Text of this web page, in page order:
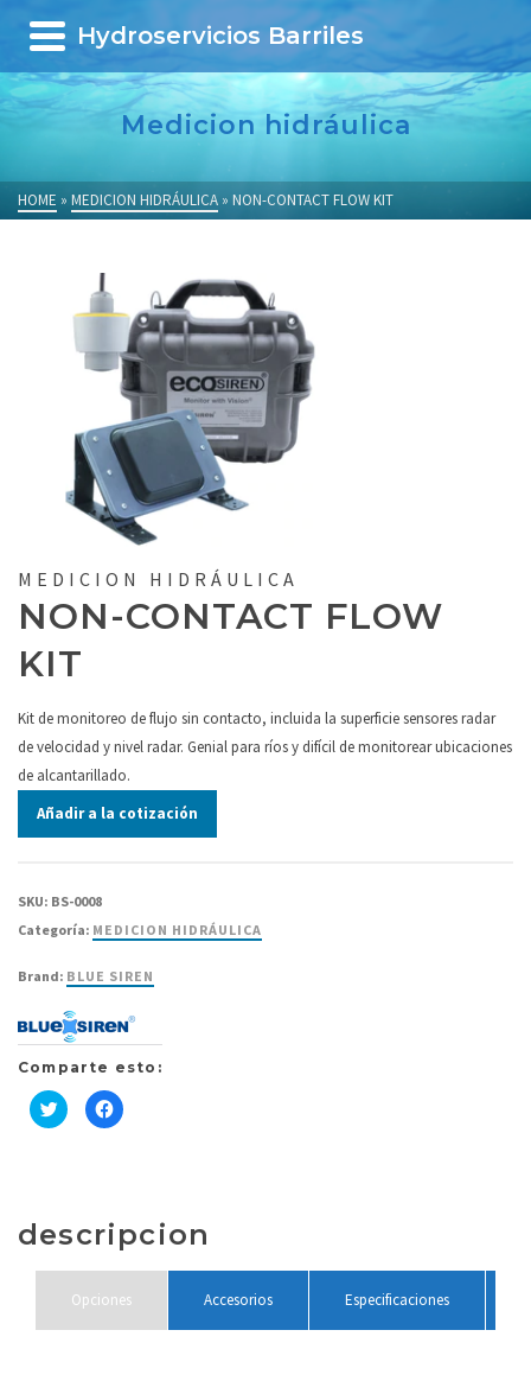
Hydroservicios Barriles
Medicion hidráulica
HOME » MEDICION HIDRÁULICA » NON-CONTACT FLOW KIT
MEDICION HIDRÁULICA
NON-CONTACT FLOW
KIT
Kit de monitoreo de flujo sin contacto, incluida la superficie sensores radar
de velocidad y nivel radar. Genial para ríos y difícil de monitorear ubicaciones
de alcantarillado.
Añadir a la cotización
SKU: BS-0008
Categoría: MEDICION HIDRÁULICA
Brand: BLUE SIREN
Comparte esto:
Haz
clic
una
ventana
Haz
clic
una
ventana
descripcion
Opciones Accesorios Especificaciones